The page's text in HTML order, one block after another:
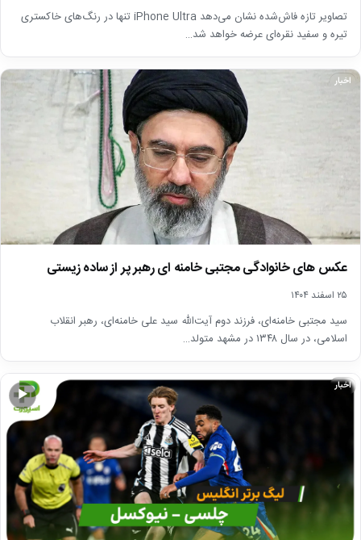
تصاویر تازه فاش‌شده نشان می‌دهد iPhone Ultra تنها در رنگ‌های خاکستری
تیره و سفید نقره‌ای عرضه خواهد شد…
اخبار
عکس های خانوادگی مجتبی خامنه ای رهبر پر از ساده زیستی
۲۵ اسفند ۱۴۰۴
سید مجتبی خامنه‌ای، فرزند دوم آیت‌الله سید علی خامنه‌ای، رهبر انقلاب
اسلامی، در سال ۱۳۴۸ در مشهد متولد…
▶
اخبار